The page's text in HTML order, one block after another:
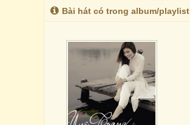
Bài hát có trong album/playlist